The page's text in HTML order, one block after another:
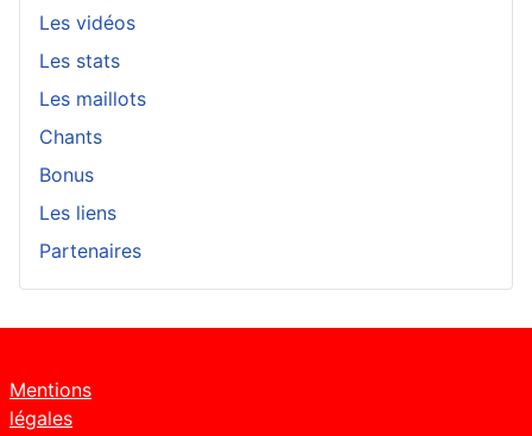
Les vidéos
Les stats
Les maillots
Chants
Bonus
Les liens
Partenaires
Mentions
légales